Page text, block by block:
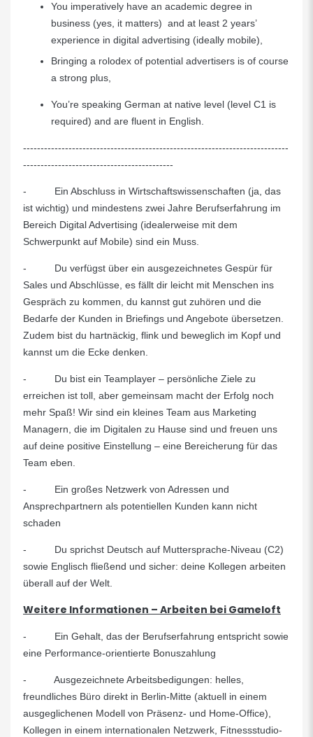
You imperatively have an academic degree in
business (yes, it matters) and at least 2 years’
experience in digital advertising (ideally mobile),
Bringing a rolodex of potential advertisers is of course
a strong plus,
You’re speaking German at native level (level C1 is
required) and are fluent in English.
----------------------------------------------------------------------------
-------------------------------------------
- Ein Abschluss in Wirtschaftswissenschaften (ja, das
ist wichtig) und mindestens zwei Jahre Berufserfahrung im
Bereich Digital Advertising (idealerweise mit dem
Schwerpunkt auf Mobile) sind ein Muss.
- Du verfügst über ein ausgezeichnetes Gespür für
Sales und Abschlüsse, es fällt dir leicht mit Menschen ins
Gespräch zu kommen, du kannst gut zuhören und die
Bedarfe der Kunden in Briefings und Angebote übersetzen.
Zudem bist du hartnäckig, flink und beweglich im Kopf und
kannst um die Ecke denken.
- Du bist ein Teamplayer – persönliche Ziele zu
erreichen ist toll, aber gemeinsam macht der Erfolg noch
mehr Spaß! Wir sind ein kleines Team aus Marketing
Managern, die im Digitalen zu Hause sind und freuen uns
auf deine positive Einstellung – eine Bereicherung für das
Team eben.
- Ein großes Netzwerk von Adressen und
Ansprechpartnern als potentiellen Kunden kann nicht
schaden
- Du sprichst Deutsch auf Muttersprache-Niveau (C2)
sowie Englisch fließend und sicher: deine Kollegen arbeiten
überall auf der Welt.
Weitere Informationen – Arbeiten bei Gameloft
- Ein Gehalt, das der Berufserfahrung entspricht sowie
eine Performance-orientierte Bonuszahlung
- Ausgezeichnete Arbeitsbedigungen: helles,
freundliches Büro direkt in Berlin-Mitte (aktuell in einem
ausgeglichenen Modell von Präsenz- und Home-Office),
Kollegen in einem internationalen Netzwerk, Fitnessstudio-